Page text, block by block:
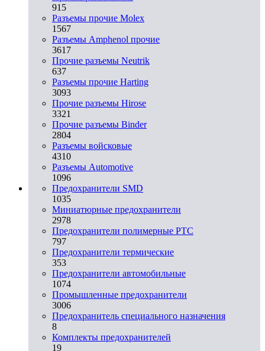
915
Разъемы прочие Molex
1567
Разъемы Amphenol прочие
3617
Прочие разъемы Neutrik
637
Разъемы прочие Harting
3093
Прочие разъемы Hirose
3321
Прочие разъемы Binder
2804
Разъемы войсковые
4310
Разъeмы Automotive
1096
Предохранители SMD
1035
Миниатюрные предохранители
2978
Предохранители полимерные PTC
797
Предохранители термические
353
Предохранители автомобильные
1074
Промышленные предохранители
3006
Предохранитель специального назначения
8
Комплекты предохранителей
19